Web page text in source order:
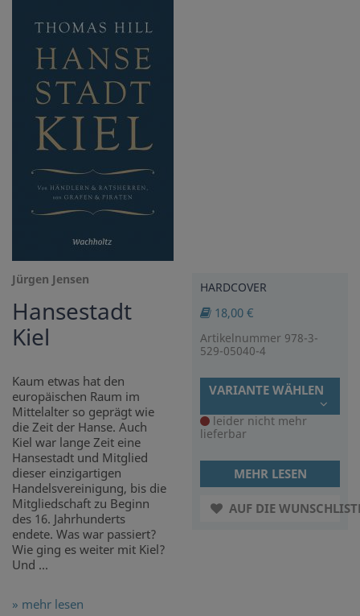
Jürgen Jensen
Hansestadt
Kiel
Kaum etwas hat den
europäischen Raum im
Mittelalter so geprägt wie
die Zeit der Hanse. Auch
Kiel war lange Zeit eine
Hansestadt und Mitglied
dieser einzigartigen
Handelsvereinigung, bis die
Mitgliedschaft zu Beginn
des 16. Jahrhunderts
endete. Was war passiert?
Wie ging es weiter mit Kiel?
Und ...
» mehr lesen
HARDCOVER
18,00 €
Artikelnummer 978-3-
529-05040-4
VARIANTE WÄHLEN
leider nicht mehr
lieferbar
MEHR LESEN
AUF DIE